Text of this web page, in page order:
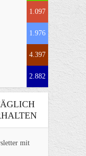
1.097
1.976
4.397
2.882
mit